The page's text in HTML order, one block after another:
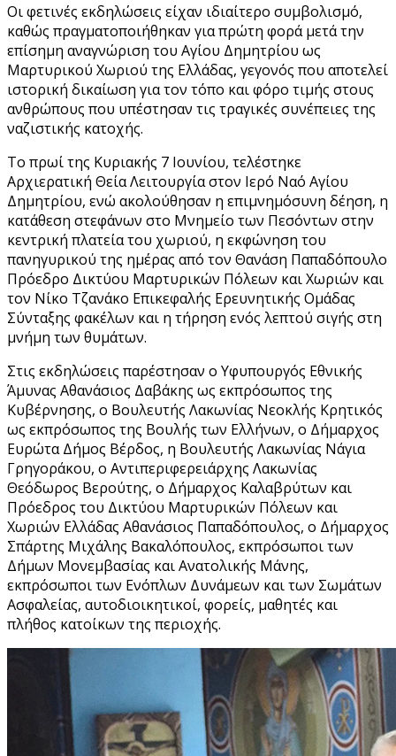
Οι φετινές εκδηλώσεις είχαν ιδιαίτερο συμβολισμό,
καθώς πραγματοποιήθηκαν για πρώτη φορά μετά την
επίσημη αναγνώριση του Αγίου Δημητρίου ως
Μαρτυρικού Χωριού της Ελλάδας, γεγονός που αποτελεί
ιστορική δικαίωση για τον τόπο και φόρο τιμής στους
ανθρώπους που υπέστησαν τις τραγικές συνέπειες της
ναζιστικής κατοχής.
Το πρωί της Κυριακής 7 Ιουνίου, τελέστηκε
Αρχιερατική Θεία Λειτουργία στον Ιερό Ναό Αγίου
Δημητρίου, ενώ ακολούθησαν η επιμνημόσυνη δέηση, η
κατάθεση στεφάνων στο Μνημείο των Πεσόντων στην
κεντρική πλατεία του χωριού, η εκφώνηση του
πανηγυρικού της ημέρας από τον Θανάση Παπαδόπουλο
Πρόεδρο Δικτύου Μαρτυρικών Πόλεων και Χωριών και
τον Νίκο Τζανάκο Επικεφαλής Ερευνητικής Ομάδας
Σύνταξης φακέλων και η τήρηση ενός λεπτού σιγής στη
μνήμη των θυμάτων.
Στις εκδηλώσεις παρέστησαν ο Υφυπουργός Εθνικής
Άμυνας Αθανάσιος Δαβάκης ως εκπρόσωπος της
Κυβέρνησης, ο Βουλευτής Λακωνίας Νεοκλής Κρητικός
ως εκπρόσωπος της Βουλής των Ελλήνων, ο Δήμαρχος
Ευρώτα Δήμος Βέρδος, η Βουλευτής Λακωνίας Νάγια
Γρηγοράκου, ο Αντιπεριφερειάρχης Λακωνίας
Θεόδωρος Βερούτης, ο Δήμαρχος Καλαβρύτων και
Πρόεδρος του Δικτύου Μαρτυρικών Πόλεων και
Χωριών Ελλάδας Αθανάσιος Παπαδόπουλος, ο Δήμαρχος
Σπάρτης Μιχάλης Βακαλόπουλος, εκπρόσωποι των
Δήμων Μονεμβασίας και Ανατολικής Μάνης,
εκπρόσωποι των Ενόπλων Δυνάμεων και των Σωμάτων
Ασφαλείας, αυτοδιοικητικοί, φορείς, μαθητές και
πλήθος κατοίκων της περιοχής.